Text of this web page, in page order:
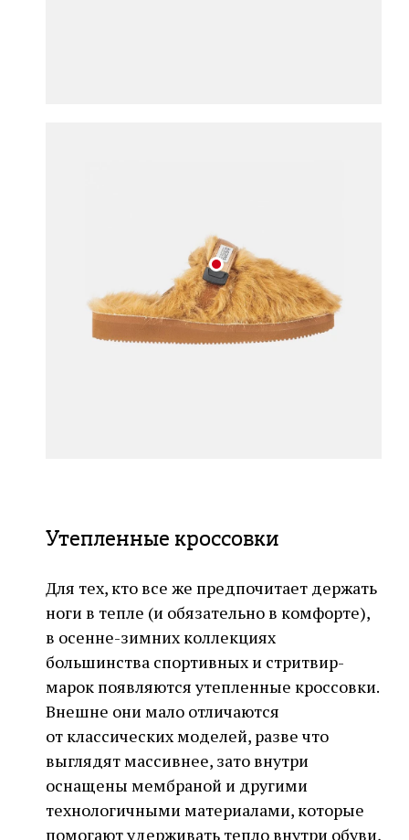
Утепленные кроссовки
Для тех, кто все же предпочитает держать
ноги в тепле (и обязательно в комфорте),
в осенне-зимних коллекциях
большинства спортивных и стритвир-
марок появляются утепленные кроссовки.
Внешне они мало отличаются
от классических моделей, разве что
выглядят массивнее, зато внутри
оснащены мембраной и другими
технологичными материалами, которые
помогают удерживать тепло внутри обуви,